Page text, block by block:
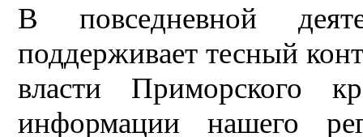
В повседневной
поддерживает тесный
власти Приморского
информации нашего